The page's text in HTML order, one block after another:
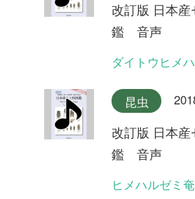
昆虫 2018/07/06
改訂版 日本産セミ科図
鑑 音声
大島産(合唱)
昆虫 2018/07/06
改訂版 日本産セミ科図